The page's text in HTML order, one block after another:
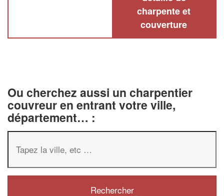
charpente et
couverture
Ou cherchez aussi un charpentier
couvreur en entrant votre ville,
département… :